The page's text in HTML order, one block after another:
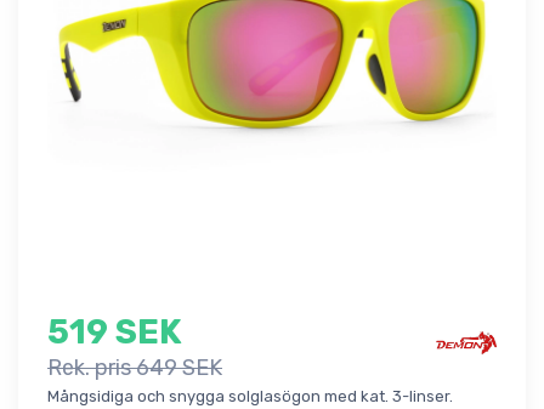
519 SEK
Rek. pris 649 SEK
Mångsidiga och snygga solglasögon med kat. 3-linser.